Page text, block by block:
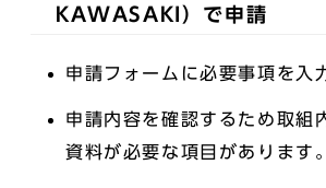
KAWASAKI）で申請
申請フォームに必要事項を入
申請内容を確認するため取組
資料が必要な項目があります。